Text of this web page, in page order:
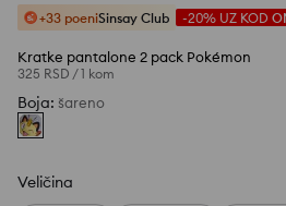
+33 poeniSinsay Club -20% UZ KOD
Kratke pantalone 2 pack Pokémon
325 RSD /1 kom
Boja: šareno
Veličina